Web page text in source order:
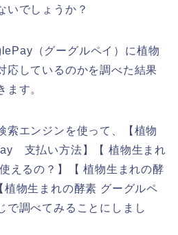
いでしょうか？
（グーグルペイ）に植物
応しているのかを調べた結果
ます。
索エンジンを使って、【植物
支払い方法】【 植物生まれ
えるの？】【 植物生まれの酵
物生まれの酵素 グーグルペ
調べてみることにしまし